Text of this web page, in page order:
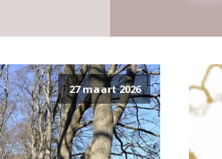
27 maart 2026